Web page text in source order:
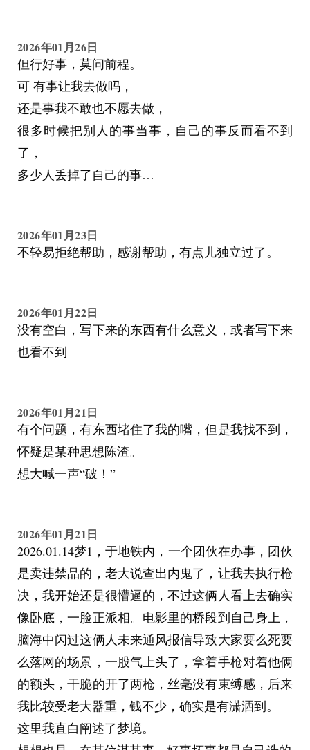
2026年01月26日
但行好事，莫问前程。
可 有事让我去做吗，
还是事我不敢也不愿去做，
很多时候把别人的事当事，自己的事反而看不到
了，
多少人丢掉了自己的事…
2026年01月23日
不轻易拒绝帮助，感谢帮助，有点儿独立过了。
2026年01月22日
没有空白，写下来的东西有什么意义，或者写下来
也看不到
2026年01月21日
有个问题，有东西堵住了我的嘴，但是我找不到，
怀疑是某种思想陈渣。
想大喊一声“破！”
2026年01月21日
2026.01.14梦1，于地铁内，一个团伙在办事，团伙
是卖违禁品的，老大说查出内鬼了，让我去执行枪
决，我开始还是很懵逼的，不过这俩人看上去确实
像卧底，一脸正派相。电影里的桥段到自己身上，
脑海中闪过这俩人未来通风报信导致大家要么死要
么落网的场景，一股气上头了，拿着手枪对着他俩
的额头，干脆的开了两枪，丝毫没有束缚感，后来
我比较受老大器重，钱不少，确实是有潇洒到。
这里我直白阐述了梦境。